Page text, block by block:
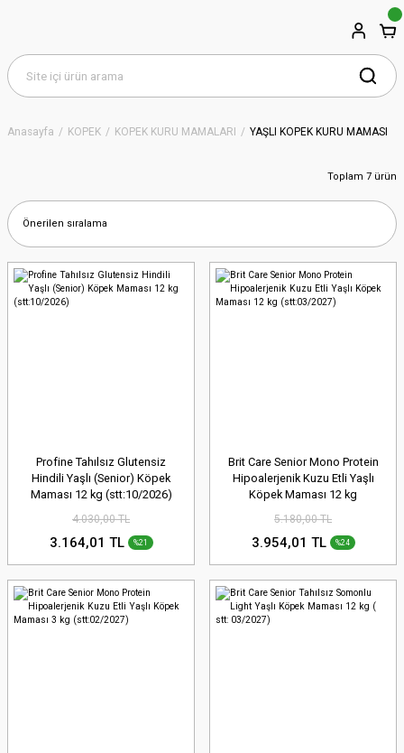
Anasayfa KÖPEK KÖPEK KURU MAMALARI YAŞLI KÖPEK KURU MAMASI
Toplam 7 ürün
Profine Tahılsız Glutensiz
Hindili Yaşlı (Senior) Köpek
Maması 12 kg (stt:10/2026)
4.030,00 TL
3.164,01 TL %21
Brit Care Senior Mono Protein
Hipoalerjenik Kuzu Etli Yaşlı
Köpek Maması 12 kg
5.180,00 TL
3.954,01 TL %24